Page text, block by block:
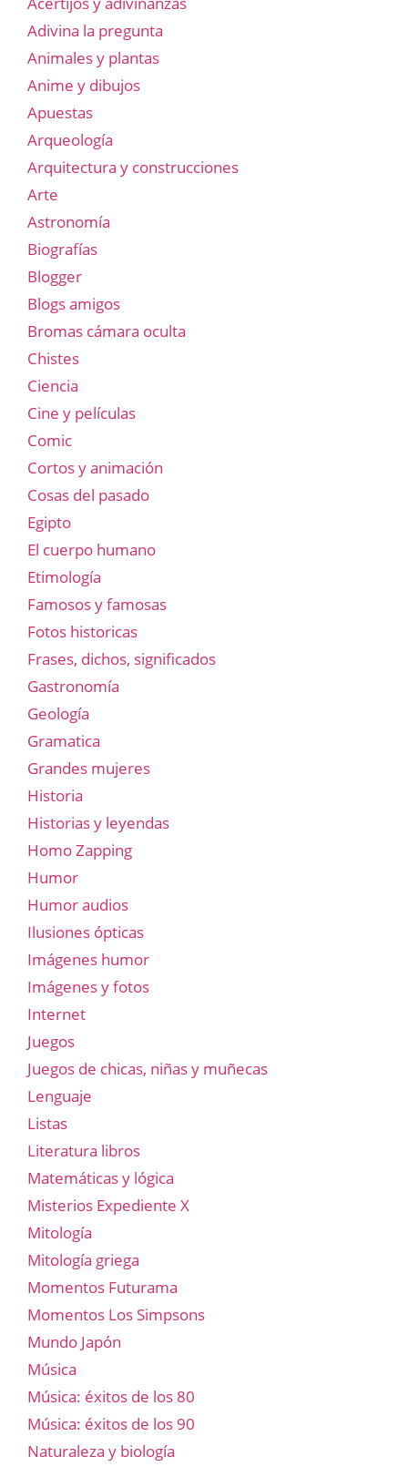
Adivina la pregunta
Animales y plantas
Anime y dibujos
Apuestas
Arqueología
Arquitectura y construcciones
Arte
Astronomía
Biografías
Blogger
Blogs amigos
Bromas cámara oculta
Chistes
Ciencia
Cine y películas
Comic
Cortos y animación
Cosas del pasado
Egipto
El cuerpo humano
Etimología
Famosos y famosas
Fotos historicas
Frases, dichos, significados
Gastronomía
Geología
Gramatica
Grandes mujeres
Historia
Historias y leyendas
Homo Zapping
Humor
Humor audios
Ilusiones ópticas
Imágenes humor
Imágenes y fotos
Internet
Juegos
Juegos de chicas, niñas y muñecas
Lenguaje
Listas
Literatura libros
Matemáticas y lógica
Misterios Expediente X
Mitología
Mitología griega
Momentos Futurama
Momentos Los Simpsons
Mundo Japón
Música
Música: éxitos de los 80
Música: éxitos de los 90
Naturaleza y biología